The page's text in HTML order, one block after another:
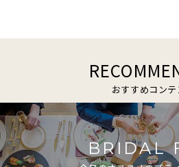
おすすめコンテ
BRIDAL